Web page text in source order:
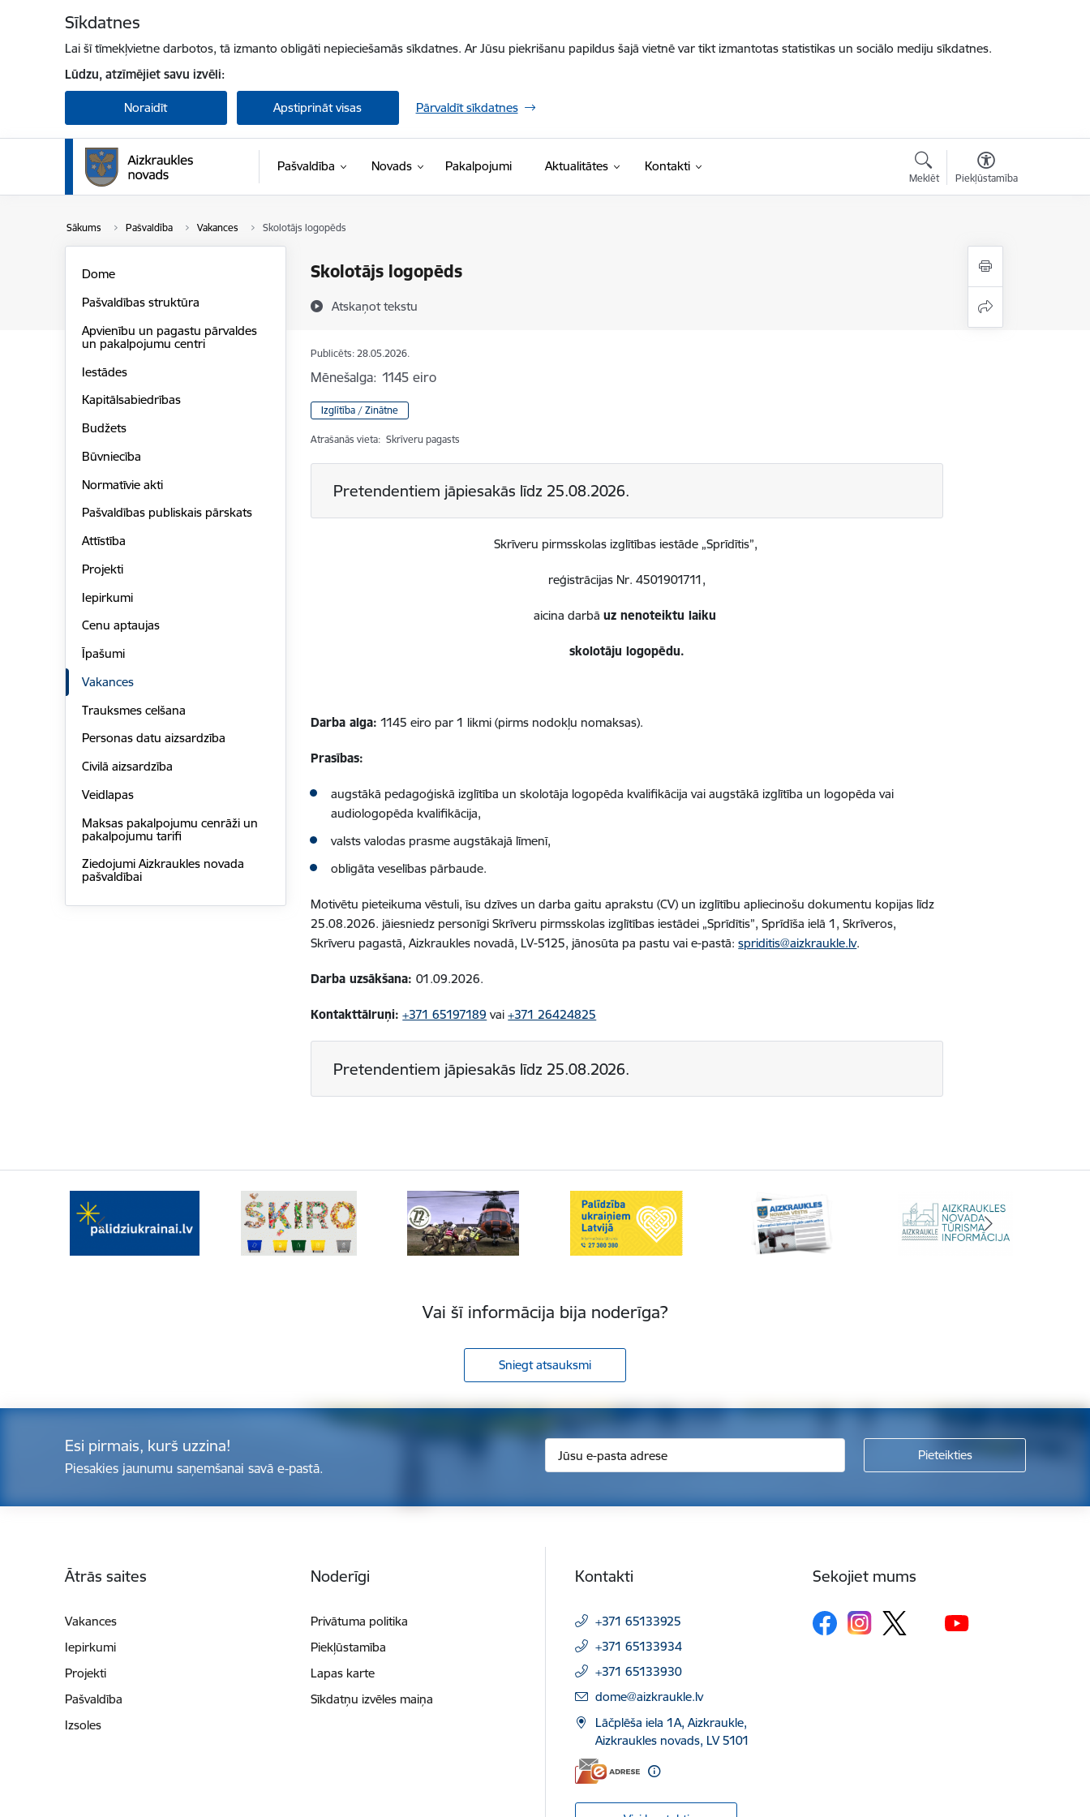
Sīkdatnes
Lai šī tīmekļvietne darbotos, tā izmanto obligāti nepieciešamās sīkdatnes. Ar Jūsu piekrišanu papildus šajā vietnē var tikt izmantotas statistikas un sociālo mediju sīkdatnes.
Lūdzu, atzīmējiet savu izvēli:
Noraidīt Apstiprināt visas Pārvaldīt sīkdatnes
Pašvaldība Novads Pakalpojumi Aktualitātes Kontakti
Meklēt Piekļūstamība
Sākums Pašvaldība Vakances Skolotājs logopēds
Skolotājs logopēds
Atskaņot tekstu
Dome
Pašvaldības struktūra
Apvienību un pagastu pārvaldes
un pakalpojumu centri
Iestādes
Kapitālsabiedrības
Budžets
Būvniecība
Normatīvie akti
Pašvaldības publiskais pārskats
Attīstība
Projekti
Iepirkumi
Cenu aptaujas
Īpašumi
Vakances
Trauksmes celšana
Personas datu aizsardzība
Civilā aizsardzība
Veidlapas
Maksas pakalpojumu cenrāži un
pakalpojumu tarifi
Ziedojumi Aizkraukles novada
pašvaldībai
Publicēts: 28.05.2026.
Mēnešalga: 1145 eiro
Izglītība / Zinātne
Atrašanās vieta: Skrīveru pagasts
Pretendentiem jāpiesakās līdz 25.08.2026.
Skrīveru pirmsskolas izglītības iestāde „Sprīdītis”,
reģistrācijas Nr. 4501901711,
aicina darbāuz nenoteiktu laiku
skolotāju logopēdu.
Darba alga: 1145 eiro par 1 likmi (pirms nodokļu nomaksas).
Prasības:
augstākā pedagoģiskā izglītība un skolotāja logopēda kvalifikācija vai augstākā izglītība un logopēda vai
audiologopēda kvalifikācija,
valsts valodas prasme augstākajā līmenī,
obligāta veselības pārbaude.
Motivētu pieteikuma vēstuli, īsu dzīves un darba gaitu aprakstu (CV) un izglītību apliecinošu dokumentu kopijas līdz
25.08.2026. jāiesniedz personīgi Skrīveru pirmsskolas izglītības iestādei „Sprīdītis”, Sprīdīša ielā 1, Skrīveros,
Skrīveru pagastā, Aizkraukles novadā, LV-5125, jānosūta pa pastu vai e-pastā:spriditis@aizkraukle.lv.
Darba uzsākšana:01.09.2026.
Kontakttālruņi: +371 65197189 vai+371 26424825
Pretendentiem jāpiesakās līdz 25.08.2026.
Vai šī informācija bija noderīga?
Sniegt atsauksmi
Esi pirmais, kurš uzzina!
Piesakies jaunumu saņemšanai savā e-pastā.
Ātrās saites
Vakances
Iepirkumi
Projekti
Pašvaldība
Izsoles
Noderīgi
Privātuma politika
Piekļūstamība
Lapas karte
Sīkdatņu izvēles maiņa
Kontakti
+371 65133925
+371 65133934
+371 65133930
E-pasts:
dome@aizkraukle.lv
Lāčplēša iela 1A, Aizkraukle,
Aizkraukles novads, LV 5101
Sekojiet mums